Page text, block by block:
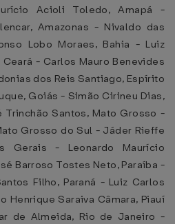
Acioli Toledo, Amapá -
Amazonas - Nivaldo das
Lobo Moraes, Bahia - Luiz
- Carlos Mauro Benevides
dos Reis Santiago, Espírito
Goiás - Simão Cirineu Dias,
Trinchão Santos, Mato Grosso -
Grosso do Sul - Jáder Rieffe
Gerais - Leonardo Maurício
Barroso Tostes Neto, Paraíba -
Filho, Paraná - Luiz Carlos
Henrique Saraiva Câmara, Piauí
de Almeida, Rio de Janeiro -